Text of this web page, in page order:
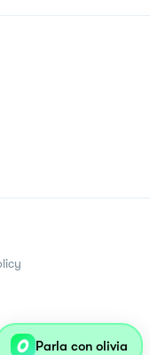
Parla con olivia